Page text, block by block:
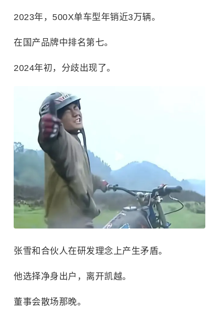
2023年，500X单车型年销近3万辆。
在国产品牌中排名第七。
2024年初，分歧出现了。
张雪和合伙人在研发理念上产生矛盾。
他选择净身出户，离开凯越。
董事会散场那晚。